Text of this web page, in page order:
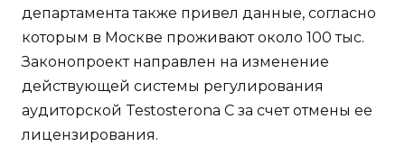
департамента также привел данные, согласно
которым в Москве проживают около 100 тыс.
Законопроект направлен на изменение
действующей системы регулирования
аудиторской Testosterona C за счет отмены ее
лицензирования.